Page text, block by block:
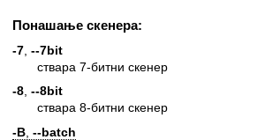
Понашање скенера:
-7 --7bit
ствара 7-битни скенер
-8, --8bit
ствара 8-битни скенер
-B --batch